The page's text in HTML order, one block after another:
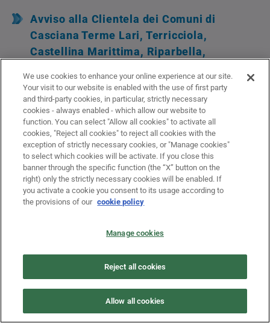
Avviso alla Clientela dei Comuni di
Casciana Terme Lari, Terricciola,
Castellina Marittima, Riparbella,
Volterra in Provincia di Pisa e dei Comuni
di Rosignano Marittimo, di Collesalvetti e
Cecina in Provincia di Livorno
Ocdpc n. 1127 del 14 gennaio 2025 – “Primi
interventi urgenti di protezione civile in
conseguenza degli eccezionali eventi
meteorologici verificatisi nei giorni 25 e 26
ottobre 2024 nel territorio dei Comuni di
Castellina Marittima, di Riparbella, di
Pomarance, di Santa Luce, di Ponsacco e di
Volterra della Provincia di Pisa e dei Comuni di
Rosignano Marittimo, di Collesalvetti e di
Cecina della Provincia di Livorno.”
Leggi
We use cookies to enhance your online experience at our site.
Your visit to our website is enabled with the use of first party
and third-party cookies, in particular, strictly necessary
cookies - always enabled - which allow our website to
function. You can select "Allow all cookies" to activate all
cookies, "Reject all cookies" to reject all cookies with the
exception of strictly necessary cookies, or "Manage cookies"
to select which cookies will be activate. If you close this
banner through the specific function (the “X” button on the
right) only the strictly necessary cookies will be enabled. If
you activate a cookie you consent to its usage according to
the provisions of our cookie policy
Manage cookies
Reject all cookies
Allow all cookies